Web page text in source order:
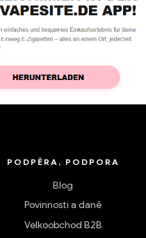
PODPĚRA, PODPORA
Blog
Povinnosti a daně
Velkoobchod B2B